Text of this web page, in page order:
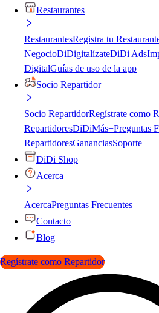
Restaurantes
RestaurantesRegistra tu
NegocioDiDigitalízateDiDi Ads
DigitalGuías de uso de la app
Socio Repartidor
Socio RepartidorRegístrate como
RepartidoresDiDiMás+Preguntas
RepartidoresGananciasSoporte
DiDi Shop
Acerca
AcercaPreguntas Frecuentes
Contacto
Blog
Regístrate como Repartidor